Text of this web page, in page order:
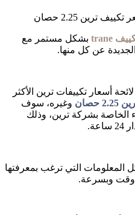
ترين 2.25 حصان
trane بشكل مستمر مع
عن كل منها.
أسعار تكييفات ترين الأكثر
وغيره، سوف
الخاصة بشركة ترين، وذلك
المعلومات التي ترغب بمعرفتها
وقت وبسرعة.